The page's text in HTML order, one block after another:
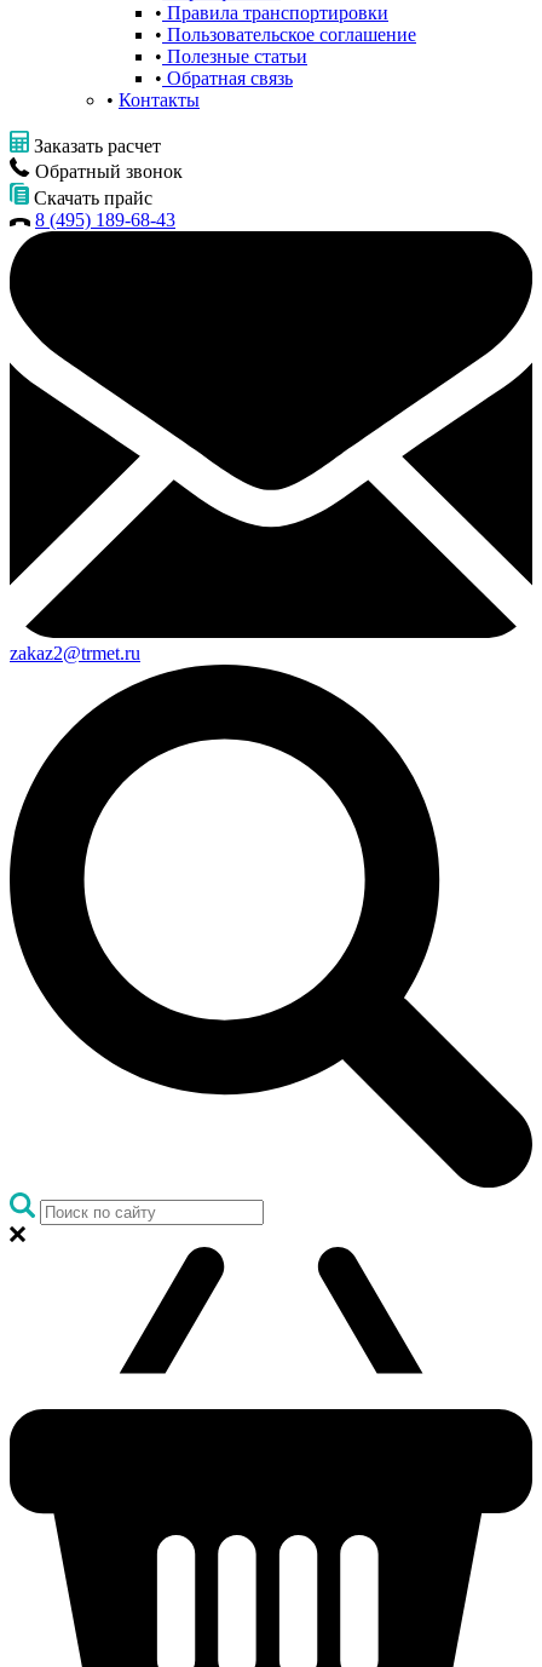
Правила транспортировки
Пользовательское соглашение
Полезные статьи
Обратная связь
Контакты
Заказать расчет
Обратный звонок
Скачать прайс
8 (495) 189-68-43
zakaz2@trmet.ru